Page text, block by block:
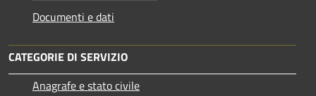
Documenti e dati
CATEGORIE DI SERVIZIO
Anagrafe e stato civile